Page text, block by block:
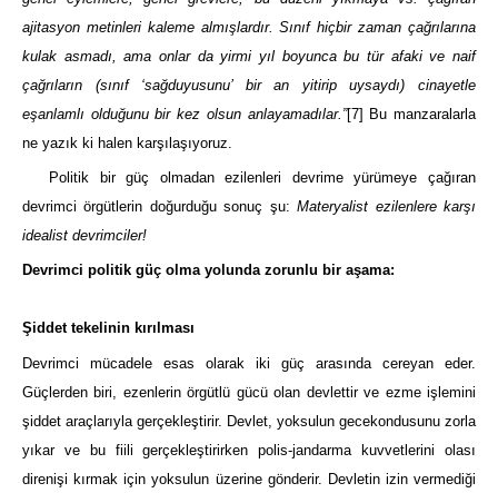
ajitasyon metinleri kaleme almışlardır. Sınıf hiçbir zaman çağrılarına
kulak asmadı, ama onlar da yirmi yıl boyunca bu tür afaki ve naif
çağrıların (sınıf ‘sağduyusunu’ bir an yitirip uysaydı) cinayetle
eşanlamlı olduğunu bir kez olsun anlayamadılar.”[7] Bu manzaralarla
ne yazık ki halen karşılaşıyoruz.
Politik bir güç olmadan ezilenleri devrime yürümeye çağıran
devrimci örgütlerin doğurduğu sonuç şu:Materyalist ezilenlere karşı
idealist devrimciler!
Devrimci politik güç olma yolunda zorunlu bir aşama:
Şiddet tekelinin kırılması
Devrimci mücadele esas olarak iki güç arasında cereyan eder.
Güçlerden biri, ezenlerin örgütlü gücü olan devlettir ve ezme işlemini
şiddet araçlarıyla gerçekleştirir. Devlet, yoksulun gecekondusunu zorla
yıkar ve bu fiili gerçekleştirirken polis-jandarma kuvvetlerini olası
direnişi kırmak için yoksulun üzerine gönderir. Devletin izin vermediği